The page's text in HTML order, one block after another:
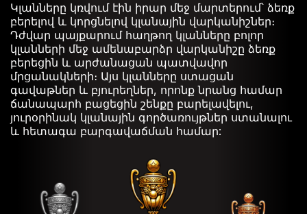
Կլանները կռվում էին իրար մեջ մարտերում՝ ձեռք
բերելով և կորցնելով կլանային վարկանիշներ։
Դժվար պայքարում հաղթող կլանները բոլոր
կլանների մեջ ամենաբարձր վարկանիշը ձեռք
բերեցին և արժանացան պատվավոր
մրցանակների։ Այս կլանները ստացան
գավաթներ և բյուրեղներ, որոնք նրանց համար
ճանապարհ բացեցին շենքը բարելավելու,
յուրօրինակ կլանային գործառույթներ ստանալու
և հետագա բարգավաճման համար: